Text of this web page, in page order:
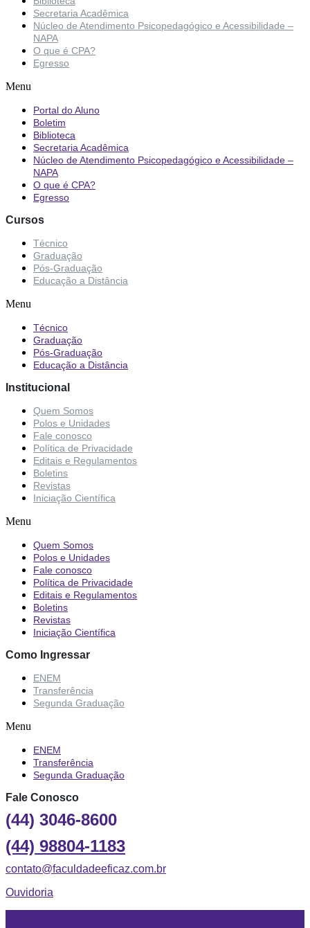
Secretaria Acadêmica
Núcleo de Atendimento Psicopedagógico e Acessibilidade –
NAPA
O que é CPA?
Egresso
Menu
Portal do Aluno
Boletim
Biblioteca
Secretaria Acadêmica
Núcleo de Atendimento Psicopedagógico e Acessibilidade –
NAPA
O que é CPA?
Egresso
Cursos
Técnico
Graduação
Pós-Graduação
Educação a Distância
Menu
Técnico
Graduação
Pós-Graduação
Educação a Distância
Institucional
Quem Somos
Polos e Unidades
Fale conosco
Política de Privacidade
Editais e Regulamentos
Boletins
Revistas
Iniciação Científica
Menu
Quem Somos
Polos e Unidades
Fale conosco
Política de Privacidade
Editais e Regulamentos
Boletins
Revistas
Iniciação Científica
Como Ingressar
ENEM
Transferência
Segunda Graduação
Menu
ENEM
Transferência
Segunda Graduação
Fale Conosco
(44) 3046-8600
(44) 98804-1183
contato@faculdadeeficaz.com.br
Ouvidoria